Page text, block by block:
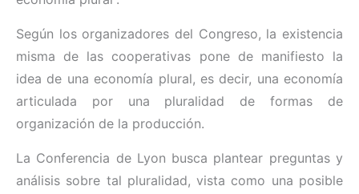
Según los organizadores del Congreso, la existencia
misma de las cooperativas pone de manifiesto la
idea de una economía plural, es decir, una economía
articulada por una pluralidad de formas de
organización de la producción.
La Conferencia de Lyon busca plantear preguntas y
análisis sobre tal pluralidad, vista como una posible